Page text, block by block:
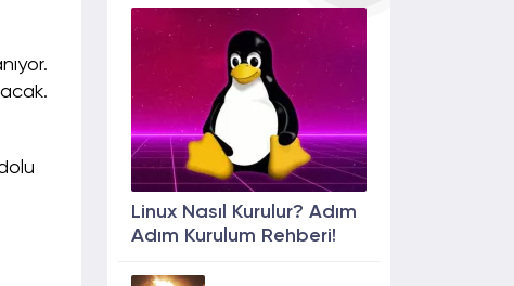
Linux Nasıl Kurulur? Adım
Adım Kurulum Rehberi!